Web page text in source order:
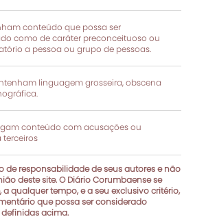
conteúdo que possa ser
como de caráter preconceituoso ou
a pessoa ou grupo de pessoas.
linguagem grosseira, obscena
conteúdo com acusações ou
terceiros
de responsabilidade de seus autores e não
deste site. O Diário Corumbaense se
a qualquer tempo, e a seu exclusivo critério,
que possa ser considerado
acima.